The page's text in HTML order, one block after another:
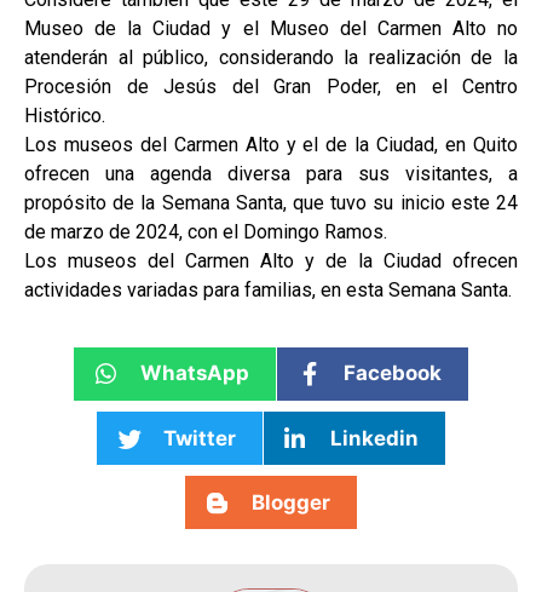
Museo de la Ciudad y el Museo del Carmen Alto no
atenderán al público, considerando la realización de la
Procesión de Jesús del Gran Poder, en el Centro
Histórico.
Los museos del Carmen Alto y el de la Ciudad, en Quito
ofrecen una agenda diversa para sus visitantes, a
propósito de la Semana Santa, que tuvo su inicio este 24
de marzo de 2024, con el Domingo Ramos.
Los museos del Carmen Alto y de la Ciudad ofrecen
actividades variadas para familias, en esta Semana Santa.
WhatsApp Facebook
Twitter Linkedin
Blogger